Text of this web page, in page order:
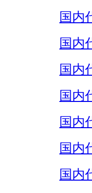
国内
国内
国内
国内
国内
国内
国内